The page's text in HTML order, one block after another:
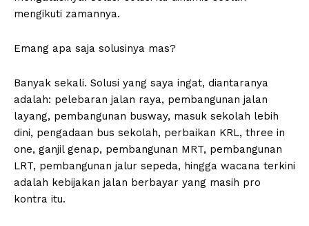
mengikuti zamannya.
Emang apa saja solusinya mas?
Banyak sekali. Solusi yang saya ingat, diantaranya
adalah: pelebaran jalan raya, pembangunan jalan
layang, pembangunan busway, masuk sekolah lebih
dini, pengadaan bus sekolah, perbaikan KRL, three in
one, ganjil genap, pembangunan MRT, pembangunan
LRT, pembangunan jalur sepeda, hingga wacana terkini
adalah kebijakan jalan berbayar yang masih pro
kontra itu.